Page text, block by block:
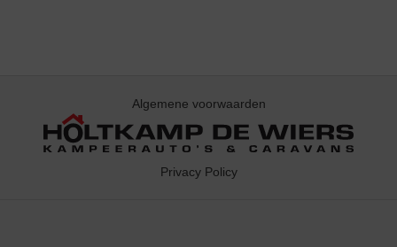
Algemene voorwaarden
Privacy Policy